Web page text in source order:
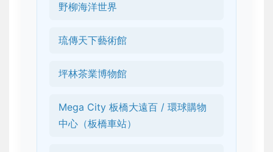
野柳海洋世界
琉傳天下藝術館
坪林茶業博物館
Mega City 板橋大遠百 / 環球購物
中心（板橋車站）